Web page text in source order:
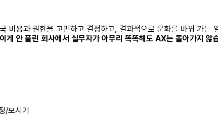
비용과 권한을 고민하고 결정하고, 결과적으로 문화를 바꿔 가는
이게 안 풀린 회사에서 실무자가 아무리 똑똑해도 AX는 돌아가지 않
/모시기